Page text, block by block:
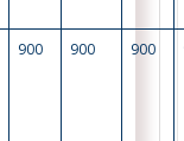
900 900 900